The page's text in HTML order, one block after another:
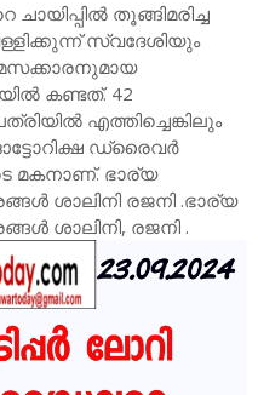
തൂങ്ങിമരിച്ച
സ്വദേശിയും
കണ്ടത്. 42
എത്തിച്ചെങ്കിലും
ഡ്രൈവർ
മകനാണ്. ഭാര്യ
ശാലിനി രജനി .ഭാര്യ
ശാലിനി, രജനി .